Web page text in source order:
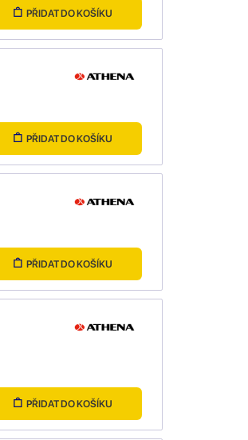
PŘIDAT DO KOŠÍKU
PŘIDAT DO KOŠÍKU
PŘIDAT DO KOŠÍKU
PŘIDAT DO KOŠÍKU